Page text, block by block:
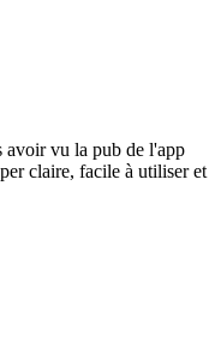
avoir vu la pub de l'app
claire, facile à utiliser et